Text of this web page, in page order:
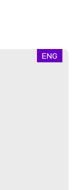
ENG